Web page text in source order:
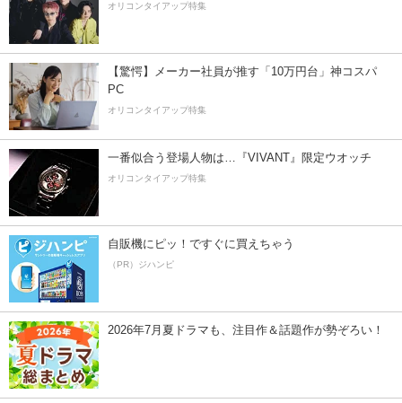
オリコンタイアップ特集
【驚愕】メーカー社員が推す「10万円台」神コスパ
PC
オリコンタイアップ特集
一番似合う登場人物は…『VIVANT』限定ウオッチ
オリコンタイアップ特集
自販機にピッ！ですぐに買えちゃう
（PR）ジハンピ
2026年7月夏ドラマも、注目作＆話題作が勢ぞろい！